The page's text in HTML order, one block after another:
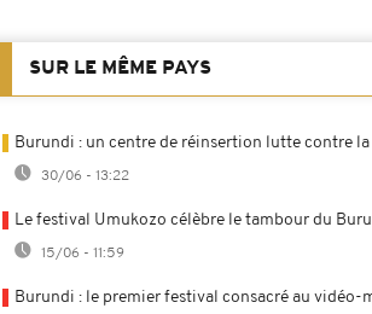
SUR LE MÊME PAYS
Burundi : un centre de réinsertion lutte contre
30/06 - 13:22
Le festival Umukozo célèbre le tambour du
15/06 - 11:59
Burundi : le premier festival consacré au vidéo-